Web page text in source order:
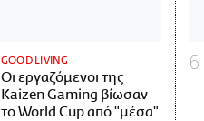
GOOD LIVING
Οι εργαζόμενοι της
Kaizen Gaming βίωσαν
το World Cup από "μέσα"